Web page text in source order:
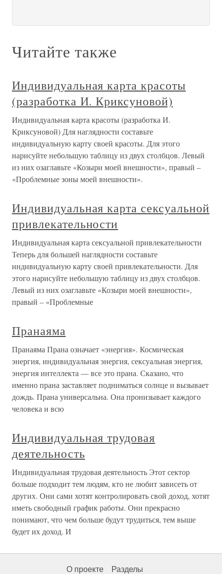
Читайте также
Индивидуальная карта красоты
(разработка И. Криксуновой)
Индивидуальная карта красоты (разработка И.
Криксуновой) Для наглядности составьте
индивидуальную карту своей красоты. Для этого
нарисуйте небольшую таблицу из двух столбцов. Левый
из них озаглавьте «Козыри моей внешности», правый –
«Проблемные зоны моей внешности».
Индивидуальная карта сексуальной
привлекательности
Индивидуальная карта сексуальной привлекательности
Теперь для большей наглядности составьте
индивидуальную карту своей привлекательности. Для
этого нарисуйте небольшую таблицу из двух столбцов.
Левый из них озаглавьте «Козыри моей внешности»,
правый – «Проблемные
Пранаяма
Пранаяма Прана означает «энергия». Космическая
энергия, индивидуальная энергия, сексуальная энергия,
энергия интеллекта — все это прана. Сказано, что
именно прана заставляет подниматься солнце и вызывает
дождь. Прана универсальна. Она пронизывает каждого
человека и всю
Индивидуальная трудовая
деятельность
Индивидуальная трудовая деятельность Этот сектор
больше подходит тем людям, кто не любит зависеть от
других. Они сами хотят контролировать свой доход, хотят
иметь свободный график работы. Они прекрасно
понимают, что чем больше будут трудиться, тем выше
будет их доход. И
О проекте Разделы